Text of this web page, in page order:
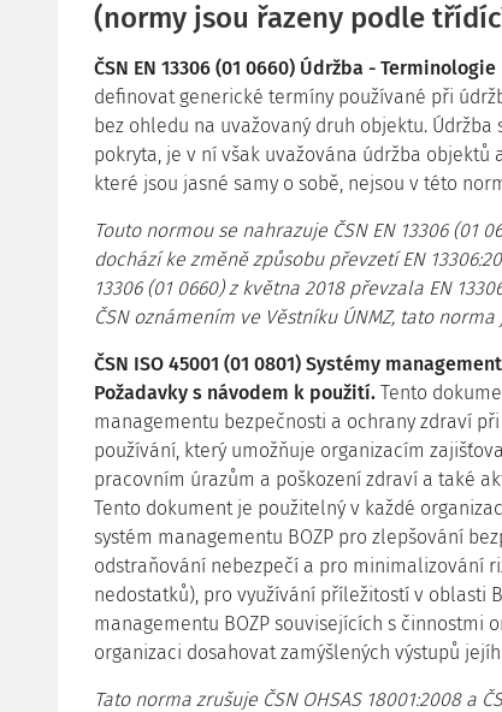
(normy jsou řazeny podle
ČSN EN 13306 (01 0660) Údržba - Terminologie
definovat generické termíny používané při
bez ohledu na uvažovaný druh objektu.
pokryta, je v ní však uvažována údržba objektů
které jsou jasné samy o sobě, nejsou v této
Touto normou se nahrazuje ČSN EN 13306 (01
dochází ke změně způsobu převzetí EN
13306 (01 0660) z května 2018 převzala EN
ČSN oznámením ve Věstníku ÚNMZ, tato
ČSN ISO 45001 (01 0801) Systémy
Požadavky s návodem k použití. Tento
managementu bezpečnosti a ochrany zdraví
používání, který umožňuje organizacím
pracovním úrazům a poškození zdraví a také
Tento dokument je použitelný v každé
systém managementu BOZP pro zlepšování
odstraňování nebezpečí a pro minimalizování
nedostatků), pro využívání příležitostí v oblasti
managementu BOZP souvisejících s činnostmi
organizaci dosahovat zamýšlených výstupů
Tato norma zrušuje ČSN OHSAS 18001:2008 a